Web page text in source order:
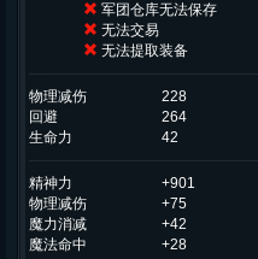
军团仓库无法保存
无法交易
无法提取装备
物理减伤 228
回避
264
生命力
42
精神力 +901
物理减伤
+75
魔力消减
+42
魔法命中
+28